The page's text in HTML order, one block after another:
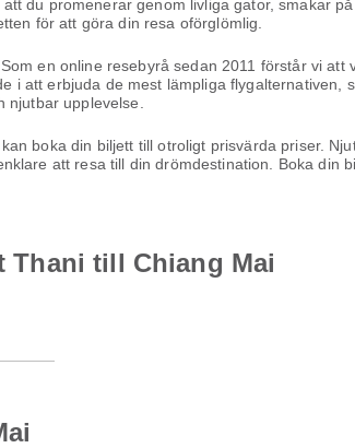
du promenerar genom livliga gator, smakar
för att göra din resa oförglömlig.
en online resebyrå sedan 2011 förstår vi
i att erbjuda de mest lämpliga flygalternativen,
upplevelse.
boka din biljett till otroligt prisvärda priser.
att resa till din drömdestination. Boka din
till Chiang Mai